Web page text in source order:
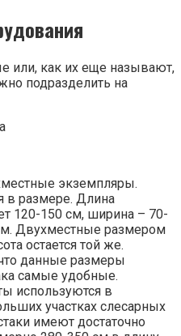
или, как их еще называют,
подразделить на
экземпляры.
в размере. Длина
120-150 см, ширина – 70-
Двухместные размером
остается той же.
данные размеры
самые удобные.
используются в
участках слесарных
имеют достаточно